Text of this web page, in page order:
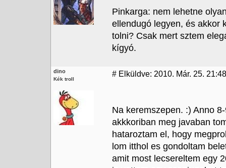
Pinkarga: nem lehetne
ellendugó legyen, és akkor
tolni? Csak mert sztem
kígyó.
dino
Kék troll
# Elküldve: 2010. Már. 25.
Na keremszepen. :) Anno
akkkoriban meg javaban
hataroztam el, hogy
lom itthol es gondoltam
amit most lecsereltem egy